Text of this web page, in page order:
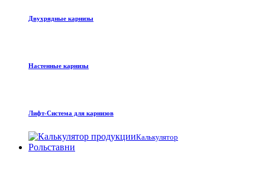
Двухрядные карнизы
Настенные карнизы
Лифт-Система для карнизов
Калькулятор
Рольставни